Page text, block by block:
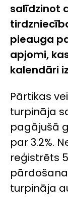
salīdzinot
pieauga
apjomi,
kalendāri
Pārtikas
turpināja
pagājušā
par 3.2%.
reģistrēts
turpināja